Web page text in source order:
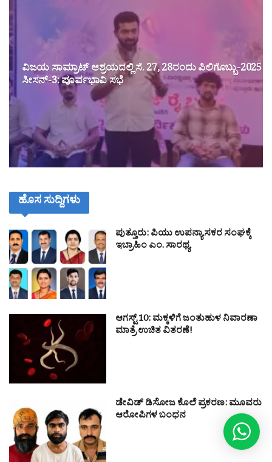
ವಿಜಯ ಸಾಮ್ರಾಟ್ ಆಶ್ರಯದಲ್ಲಿ ಸೆ. 27, 28ರಂದು ಪಿಲಿಗೊಬ್ಬು-2025
ಸೀಸನ್-3: ಪೂರ್ವಭಾವಿ ಸಭೆ
ಹೊಸ ಸುದ್ದಿಗಳು
ಪುತ್ತೂರು: ಪಿಯು ಉಪನ್ಯಾಸಕರ ಸಂಘಕ್ಕೆ
ಇಬ್ರಾಹಿಂ ಎಂ. ಸಾರಥ್ಯ
ಆಗಸ್ಟ್ 10: ಮಕ್ಕಳಿಗೆ ಜಂತುಹುಳ ನಿವಾರಣಾ
ಮಾತ್ರೆ ಉಚಿತ ವಿತರಣೆ!
ಡೇವಿಡ್ ಡಿಸೋಜ ಕೊಲೆ ಪ್ರಕರಣ: ಮೂವರು
ಆರೋಪಿಗಳ ಬಂಧನ